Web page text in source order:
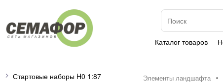
Каталог товаров
Стартовые наборы H0 1:87
Элементы ландшафта